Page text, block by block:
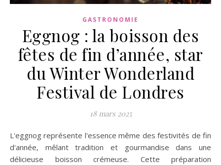
GASTRONOMIE
Eggnog : la boisson des
fêtes de fin d’année, star
du Winter Wonderland
Festival de Londres
18 mars 2025
L'eggnog représente l'essence même des festivités de fin
d'année, mêlant tradition et gourmandise dans une
délicieuse boisson crémeuse. Cette préparation